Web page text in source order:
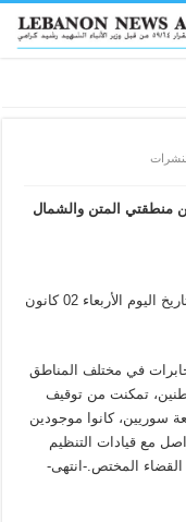
منطقتي المتن والشمال
(أ.ل) – صدر عن قيادة الجيش- مديرية التوجيه بتاريخ اليوم الأربعاء 02 كانون
في مختلف المناطق
تمكنت من توقيف
سوريين، كانوا موجودين
مع قيادات التنظيم
القضاء المختص.-انتهى-